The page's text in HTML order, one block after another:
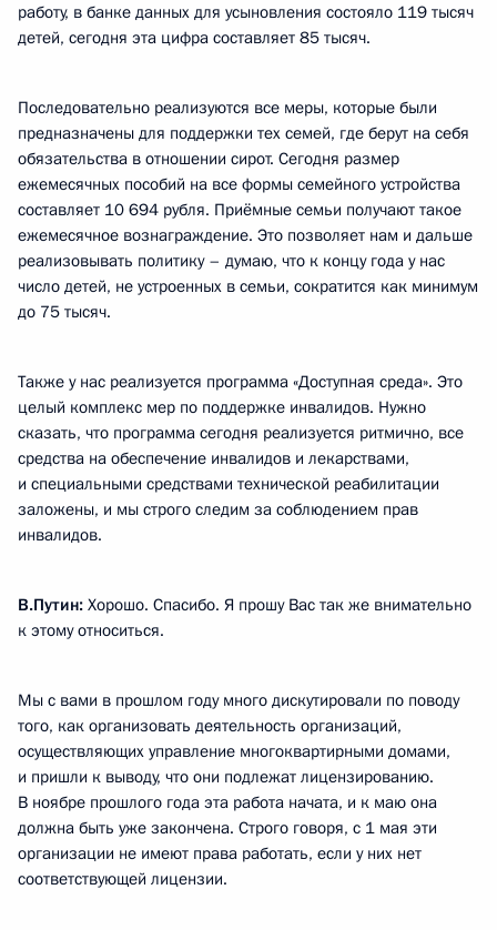
работу, в банке данных для усыновления состояло 119 тысяч
детей, сегодня эта цифра составляет 85 тысяч.
Последовательно реализуются все меры, которые были
предназначены для поддержки тех семей, где берут на себя
обязательства в отношении сирот. Сегодня размер
ежемесячных пособий на все формы семейного устройства
составляет 10 694 рубля. Приёмные семьи получают такое
ежемесячное вознаграждение. Это позволяет нам и дальше
реализовывать политику – думаю, что к концу года у нас
число детей, не устроенных в семьи, сократится как минимум
до 75 тысяч.
Также у нас реализуется программа «Доступная среда». Это
целый комплекс мер по поддержке инвалидов. Нужно
сказать, что программа сегодня реализуется ритмично, все
средства на обеспечение инвалидов и лекарствами,
и специальными средствами технической реабилитации
заложены, и мы строго следим за соблюдением прав
инвалидов.
В.Путин: Хорошо. Спасибо. Я прошу Вас так же внимательно
к этому относиться.
Мы с вами в прошлом году много дискутировали по поводу
того, как организовать деятельность организаций,
осуществляющих управление многоквартирными домами,
и пришли к выводу, что они подлежат лицензированию.
В ноябре прошлого года эта работа начата, и к маю она
должна быть уже закончена. Строго говоря, с 1 мая эти
организации не имеют права работать, если у них нет
соответствующей лицензии.